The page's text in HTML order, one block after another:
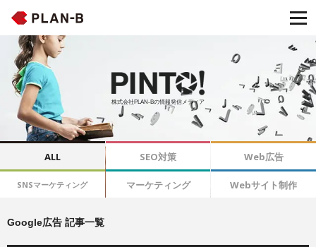
株式会社PLAN-Bの情報発信メディア
ALL SEO対策 Web広告
SNSマーケティング マーケティング Webサイト制作
Google広告 記事一覧